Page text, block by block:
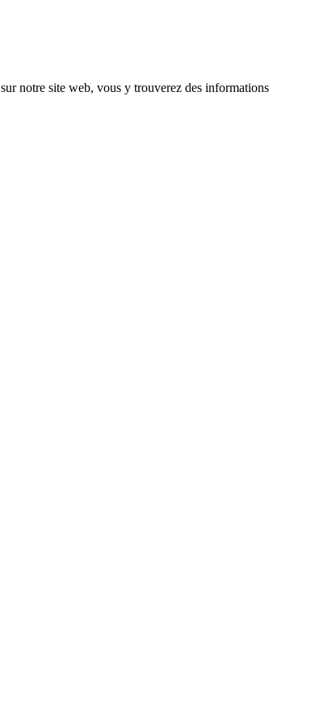
sur notre site web, vous y trouverez des informations